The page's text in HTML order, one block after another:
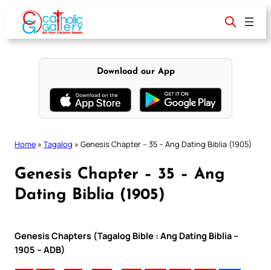
content
Download our App
Home » Tagalog » Genesis Chapter – 35 – Ang Dating Biblia (1905)
Genesis Chapter – 35 – Ang
Dating Biblia (1905)
Genesis Chapters (Tagalog Bible : Ang Dating Biblia –
1905 – ADB)